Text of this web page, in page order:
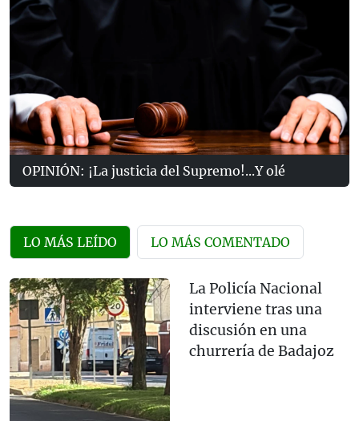
OPINIÓN: ¡La justicia del Supremo!...Y olé
LO MÁS LEÍDO LO MÁS COMENTADO
La Policía Nacional
interviene tras una
discusión en una
churrería de Badajoz